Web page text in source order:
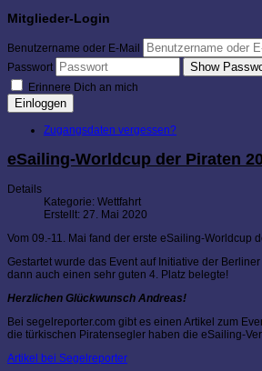
Mitglieder-Login
Benutzername oder E-Mail
Passwort
Show
Erinnere Dich an mich
Einloggen
Zugangsdaten vergessen?
eSailing-Worldcup der Piraten
Details
Kategorie: Wettfahrt
Erstellt: 27. Mai 2020
Vom 09.-11. Mai fand der erste eSailing-Worldcup
Gestartet wurde das Event auf Initiative der
dann auch einen sehr guten 4. Platz belegte!
Herzlichen Glückwunsch Andreas!
Bei segelreporter.com gibt es einen Artikel zum
die türkischen Piratensegler haben die eSailing-
Artikel bei Segelreporter